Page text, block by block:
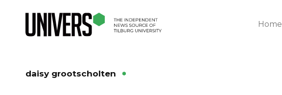
Home
daisy grootscholten